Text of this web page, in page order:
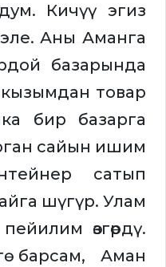
Кичүү эгиз
Аны Аманга
базарында
товар
бир базарга
сайын ишим
сатып
шүгүр. Улам
өзгөрдү.
барсам, Аман